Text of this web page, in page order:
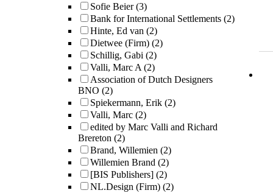
Sofie Beier(3)
Bank for International Settlements (2)
Hinte, Ed van (2)
Dietwee (Firm) (2)
Schillig, Gabi (2)
Valli, Marc A(2)
Association of Dutch Designers
BNO (2)
Spiekermann, Erik (2)
Valli, Marc (2)
edited by Marc Valli and Richard
Brereton (2)
Brand, Willemien (2)
Willemien Brand (2)
[BIS Publishers] (2)
NL.Design (Firm) (2)